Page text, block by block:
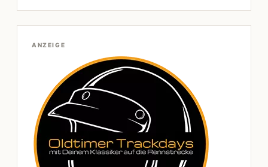
ANZEIGE